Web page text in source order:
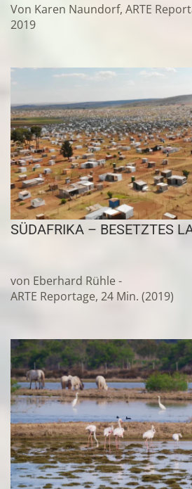
Von Karen Naundorf, ARTE
2019
SÜDAFRIKA – BESETZTES
von Eberhard Rühle -
ARTE Reportage, 24 Min. (2019)